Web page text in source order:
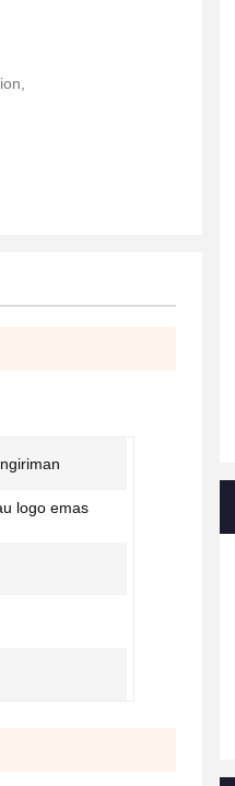
logo emas